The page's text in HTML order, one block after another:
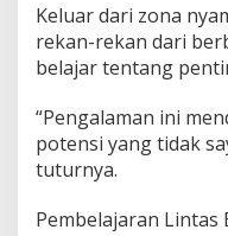
Keluar dari zona
rekan-rekan dari
belajar tentang
“Pengalaman ini
potensi yang tidak
tuturnya.
Pembelajaran Lintas